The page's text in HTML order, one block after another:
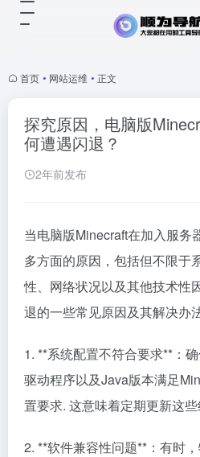
首页 • 网站运维 • 正文
探究原因，电脑版
何遭遇闪退？
2年前发布
当电脑版Minecraft在加入服务
多方面的原因，包括但不限于
性、网络状况以及其他技术性
退的一些常见原因及其解决办
1. **系统配置不符合要求**：
驱动程序以及Java版本满足
置要求. 这意味着定期更新这些
2. **软件兼容性问题**：有时